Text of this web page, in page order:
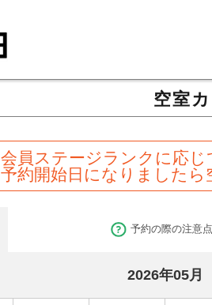
空室
会員ステージランクに応じ
予約開始日になりましたら
予約の際の注意
2026年05月